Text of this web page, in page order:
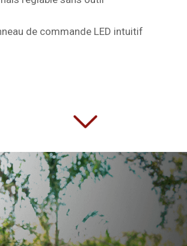
de commande LED intuitif